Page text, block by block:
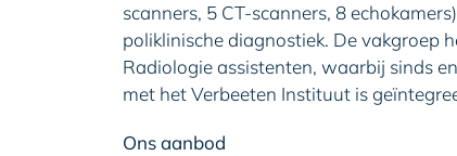
scanners, 5 CT-scanners, 8
poliklinische diagnostiek. De vakgroep
Radiologie assistenten, waarbij sinds
met het Verbeeten Instituut is
Ons aanbod